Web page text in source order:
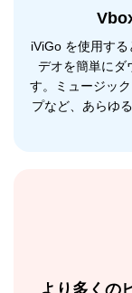
iViGo を使用す
デオを簡単にダ
す。ミュージッ
プなど、あらゆ
より多くの